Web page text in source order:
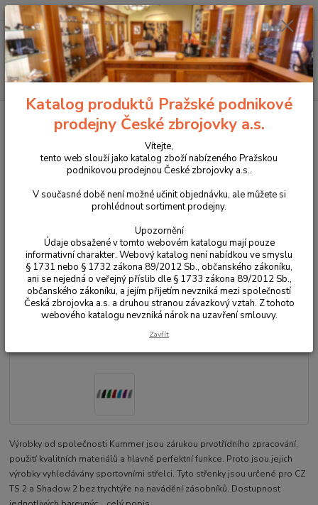
Menu
Hledat
+420 225 375 800
Příslušenství, doplňky a náhradní díly Pro pistole
Duralové střenky dlouhé pro CZ TS 2 / CZ Shadow 2
Duralové střenky dlouhé pro CZ
TS 2 / CZ Shadow 2
Výrobky od společnosti Kummer jsou zárukou prvotřídního zpracování,
použití kvalitních materiálů a hlavně perfektní funkce. Proto jsou jejich
výrobky vyhledávány sportovními střelci. Tyto střenky jsou určené pro CZ
TS 2 a Shadow 2 bez trychtýře na navádění zásobníků. Dostupnost
Katalog produktů Pražské podnikové
prodejny České zbrojovky a.s.
Vítejte,
tento web slouží jako katalog zboží nabízeného Pražskou
podnikovou prodejnou České zbrojovky a.s..
V současné době není možné učinit objednávku, ale můžete si
prohlédnout sortiment prodejny.
Upozornění
Údaje obsažené v tomto webovém katalogu mají pouze
informativní charakter. Webový katalog není nabídkou ve smyslu
§ 1731 nebo § 1732 zákona 89/2012 Sb., občanského zákoníku,
ani se nejedná o veřejný příslib dle § 1733 zákona 89/2012 Sb.,
občanského zákoníku, a jejím přijetím nevzniká mezi společností
Česká zbrojovka a.s. a druhou stranou závazkový vztah. Z tohoto
webového katalogu nevzniká nárok na uzavření smlouvy.
Zavřít